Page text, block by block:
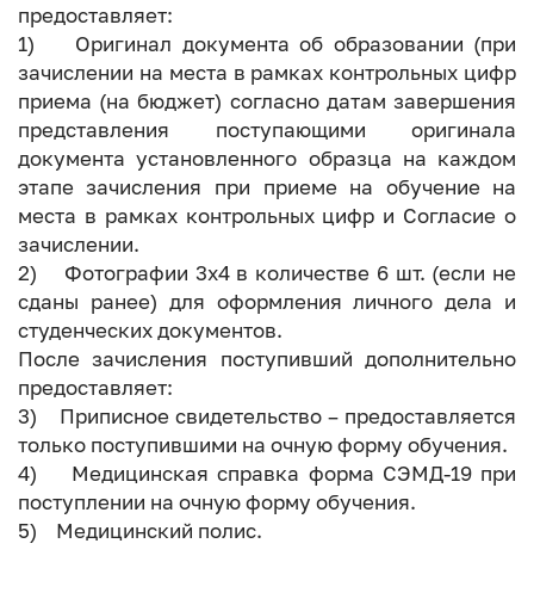
предоставляет:
1) Оригинал документа об образовании (при
зачислении на места в рамках контрольных цифр
приема (на бюджет) согласно датам завершения
представления поступающими оригинала
документа установленного образца на каждом
этапе зачисления при приеме на обучение на
места в рамках контрольных цифр и Согласие о
зачислении.
2) Фотографии 3х4 в количестве 6 шт. (если не
сданы ранее) для оформления личного дела и
студенческих документов.
После зачисления поступивший дополнительно
предоставляет:
3) Приписное свидетельство – предоставляется
только поступившими на очную форму обучения.
4) Медицинская справка форма СЭМД-19 при
поступлении на очную форму обучения.
5) Медицинский полис.